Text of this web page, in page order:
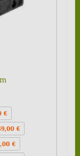
€
€
€